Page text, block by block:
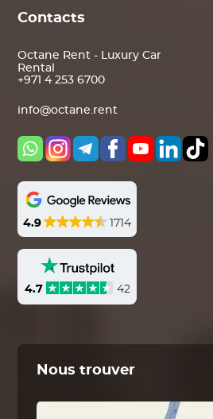
Contacts
Octane Rent - Luxury Car
Rental
+971 4 253 6700
info@octane.rent
4.9 1714
4.7 42
Nous trouver